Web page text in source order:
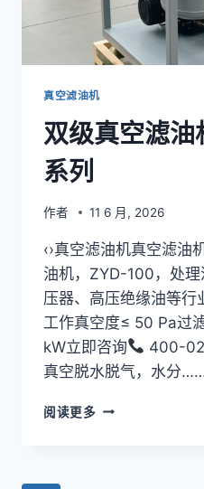
真空滤油机
双级真空滤
系列
作者 11 6 月, 2026
‹›真空滤油机真空滤
油机，ZYD-100，处
压器、高压绝缘油等
工作真空度≤ 50 Pa过
kW立即咨询
400-
真空脱水脱气，水分
阅读更多 双